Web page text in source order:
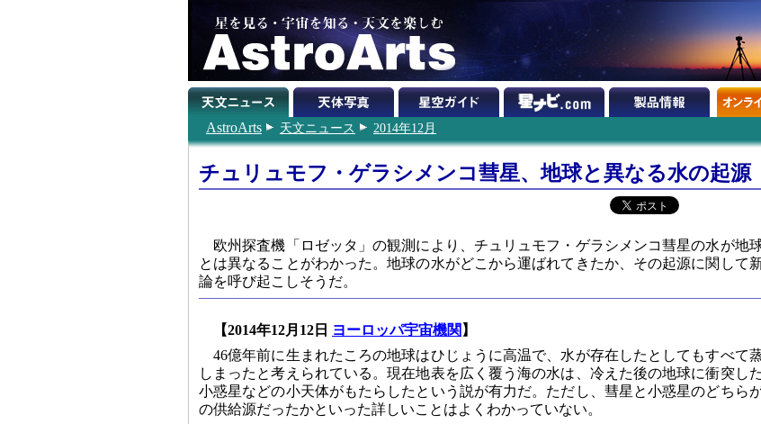
AstroArts 天文ニュース 2014年12月
チュリュモフ・ゲラシメンコ彗星、地球と異なる水の起源
欧州探査機「ロゼッタ」の観測により、チュリュモフ・ゲラシメンコ彗星の水が地
とは異なることがわかった。地球の水がどこから運ばれてきたか、その起源に関して
論を呼び起こしそうだ。
【2014年12月12日 ヨーロッパ宇宙機関 】
46億年前に生まれたころの地球はひじょうに高温で、水が存在したとしてもすべて
しまったと考えられている。現在地表を広く覆う海の水は、冷えた後の地球に衝突し
小惑星などの小天体がもたらしたという説が有力だ。ただし、彗星と小惑星のどちら
の供給源だったかといった詳しいことはよくわかっていない。